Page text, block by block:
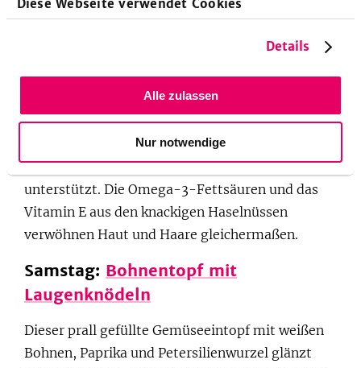
Diese Webseite verwendet Cookies
Details
Alle zulassen
Nur notwendige
Nussjoghurt
Dir steht der Sinn nach knusprigen Puffern mit
köstlichem Dip? Die Möhren enthalten Beta-
Carotin, welches als Anti-Aging-Vitamin und
Radikalfänger einen körpereigenen Schutz
gegenüber lichtbedingten Hautirritationen
besitzt. Zusätzlich wird ein glatteres Hautbild
unterstützt. Die Omega-3-Fettsäuren und das
Vitamin E aus den knackigen Haselnüssen
verwöhnen Haut und Haare gleichermaßen.
Samstag: Bohnentopf mit
Laugenknödeln
Dieser prall gefüllte Gemüseeintopf mit weißen
Bohnen, Paprika und Petersilienwurzel glänzt